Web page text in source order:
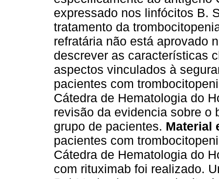
expressado nos linfócitos B.
tratamento da
refratária não está aprovado
descrever as características
aspectos vinculados à
pacientes com
Cátedra de Hematologia do
revisão da evidencia sobre o
grupo de pacientes. Material
pacientes com
Cátedra de Hematologia do
com rituximab foi realizado.